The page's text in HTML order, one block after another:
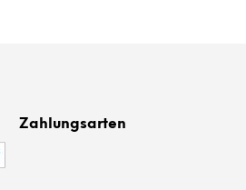
Zahlungsarten